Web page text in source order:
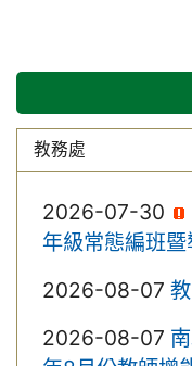
教務處
2026-07-30
年級常態編班
2026-08-07
2026-08-07